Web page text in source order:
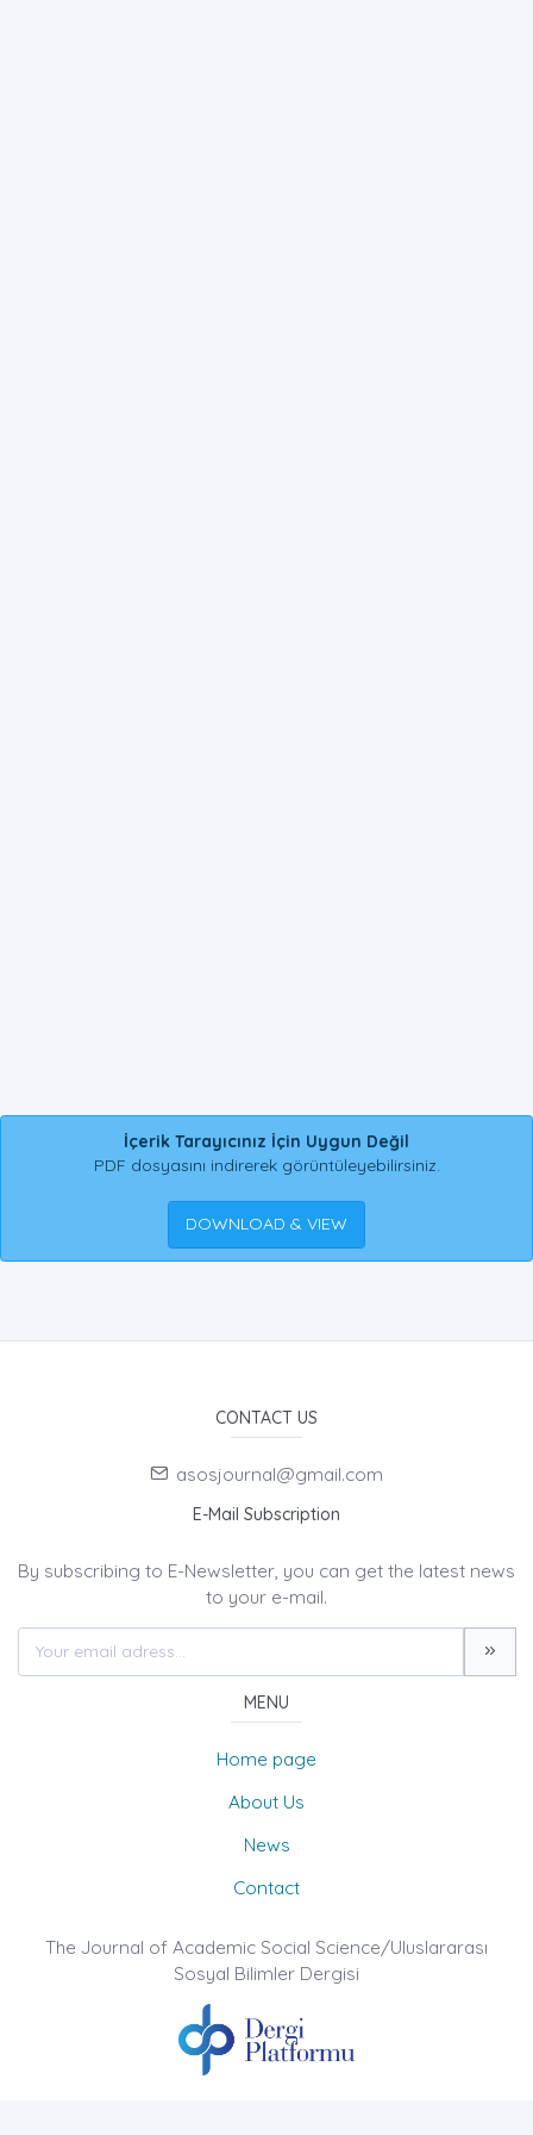
İçerik Tarayıcınız İçin Uygun Değil
PDF dosyasını indirerek görüntüleyebilirsiniz.
DOWNLOAD & VIEW
CONTACT US
asosjournal@gmail.com
E-Mail Subscription
By subscribing to E-Newsletter, you can get the latest news
to your e-mail.
MENU
Home page
About Us
News
Contact
The Journal of Academic Social Science/Uluslararası
Sosyal Bilimler Dergisi